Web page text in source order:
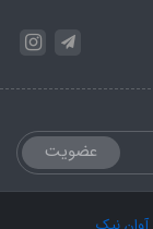
عضویت